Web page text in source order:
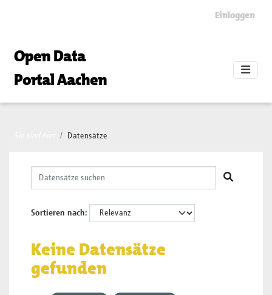
Einloggen
Open Data
Portal Aachen
Datensätze
Sortieren nach
Keine Datensätze
gefunden